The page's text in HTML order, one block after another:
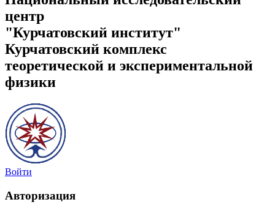
центр
"Курчатовский институт"
Курчатовский комплекс
теоретической и экспериментальной
физики
Войти
Авторизация